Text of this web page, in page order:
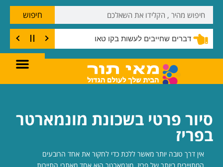
דברים שחייבים לעשות בקו טאו
חיפוש
סיור פרטי בשכונת מונמארטר
בפריז
אין דרך טובה יותר מאשר ללכת כדי לחקור את אחד הרובעים
המתויירים ביותר של פריז. מונמארטר הוא אחד מאתרי התיירות